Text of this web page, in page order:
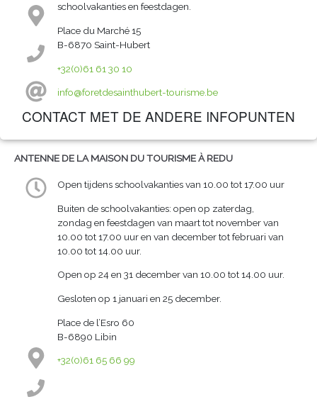
schoolvakanties en feestdagen.
Place du Marché 15
B-6870 Saint-Hubert
+32(0)61 61 30 10
info@foretdesainthubert-tourisme.be
CONTACT MET DE ANDERE INFOPUNTEN
ANTENNE DE LA MAISON DU TOURISME À REDU
Open tijdens schoolvakanties van 10.00 tot 17.00 uur
Buiten de schoolvakanties: open op zaterdag,
zondag en feestdagen van maart tot november van
10.00 tot 17.00 uur en van december tot februari van
10.00 tot 14.00 uur.
Open op 24 en 31 december van 10.00 tot 14.00 uur.
Gesloten op 1 januari en 25 december.
Place de l’Esro 60
B-6890 Libin
+32(0)61 65 66 99